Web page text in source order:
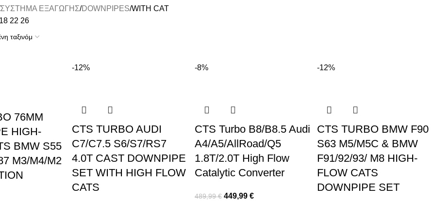
ΣΥΣΤΗΜΑ ΕΞΑΓΩΓΗΣ DOWNPIPES WITH CAT
18 22 26
76MM
HIGH-
BMW S55
M3/M4/M2
-12%
CTS TURBO AUDI
C7/C7.5 S6/S7/RS7
4.0T CAST DOWNPIPE
SET WITH HIGH FLOW
CATS
-8%
CTS Turbo B8/B8.5 Audi
A4/A5/AllRoad/Q5
1.8T/2.0T High Flow
Catalytic Converter
489,99€ 449,99 €
-12%
CTS TURBO BMW F90
S63 M5/M5C & BMW
F91/92/93/ M8 HIGH-
FLOW CATS
DOWNPIPE SET